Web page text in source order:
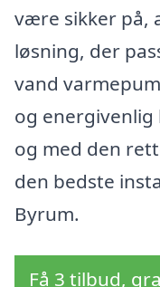
være sikker på,
løsning, der
vand
og
og med den
den bedste
Byrum.
Få 3 tilbud,